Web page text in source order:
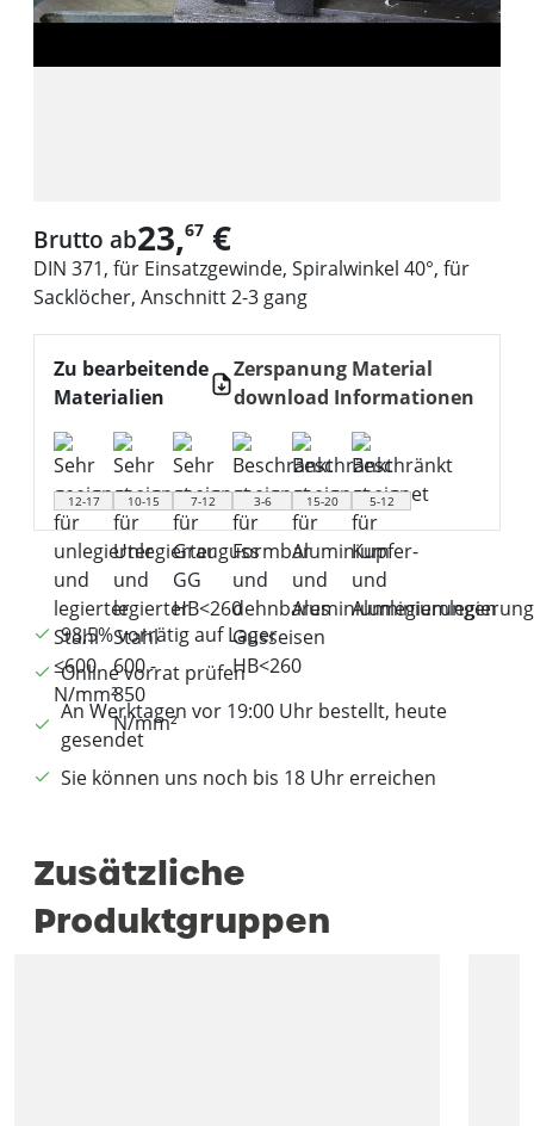
Brutto ab23,67 €
DIN 371, für Einsatzgewinde, Spiralwinkel 40°, für
Sacklöcher, Anschnitt 2-3 gang
Zu bearbeitende
Materialien
Zerspanung Material
download Informationen
12-17 10-15 7-12 3-6 15-20 5-12
98,5% vorrätig auf Lager
Online vorrat prüfen
An Werktagen vor 19:00 Uhr bestellt, heute
gesendet
Sie können uns noch bis 18 Uhr erreichen
Zusätzliche
Produktgruppen